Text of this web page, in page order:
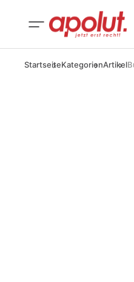
StartseiteKategorienArtikel